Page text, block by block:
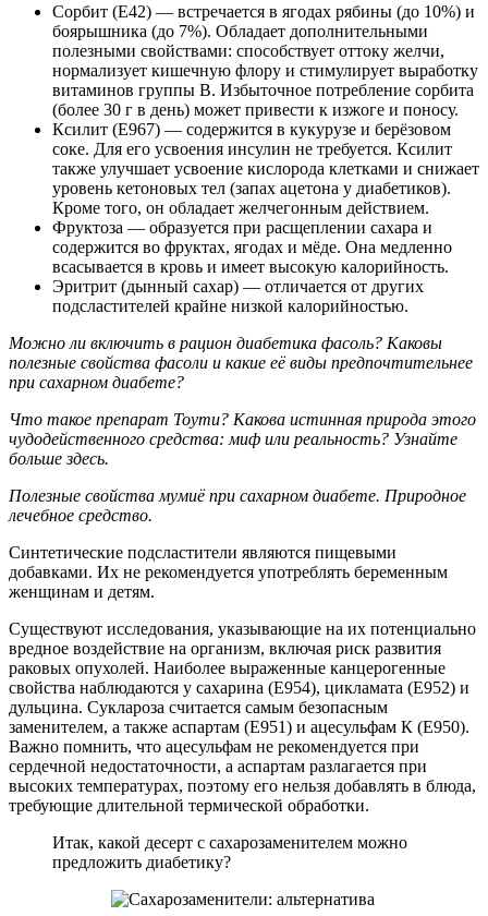
Сорбит (Е42) — встречается в ягодах рябины (до 10%) и
боярышника (до 7%). Обладает дополнительными
полезными свойствами: способствует оттоку желчи,
нормализует кишечную флору и стимулирует выработку
витаминов группы В. Избыточное потребление сорбита
(более 30 г в день) может привести к изжоге и поносу.
Ксилит (Е967) — содержится в кукурузе и берёзовом
соке. Для его усвоения инсулин не требуется. Ксилит
также улучшает усвоение кислорода клетками и снижает
уровень кетоновых тел (запах ацетона у диабетиков).
Кроме того, он обладает желчегонным действием.
Фруктоза — образуется при расщеплении сахара и
содержится во фруктах, ягодах и мёде. Она медленно
всасывается в кровь и имеет высокую калорийность.
Эритрит (дынный сахар) — отличается от других
подсластителей крайне низкой калорийностью.
Можно ли включить в рацион диабетика фасоль? Каковы
полезные свойства фасоли и какие её виды предпочтительнее
при сахарном диабете?
Что такое препарат Тоути? Какова истинная природа этого
чудодейственного средства: миф или реальность? Узнайте
больше здесь.
Полезные свойства мумиё при сахарном диабете. Природное
лечебное средство.
Синтетические подсластители являются пищевыми
добавками. Их не рекомендуется употреблять беременным
женщинам и детям.
Существуют исследования, указывающие на их потенциально
вредное воздействие на организм, включая риск развития
раковых опухолей. Наиболее выраженные канцерогенные
свойства наблюдаются у сахарина (Е954), цикламата (Е952) и
дульцина. Суклароза считается самым безопасным
заменителем, а также аспартам (Е951) и ацесульфам К (Е950).
Важно помнить, что ацесульфам не рекомендуется при
сердечной недостаточности, а аспартам разлагается при
высоких температурах, поэтому его нельзя добавлять в блюда,
требующие длительной термической обработки.
Итак, какой десерт с сахарозаменителем можно
предложить диабетику?